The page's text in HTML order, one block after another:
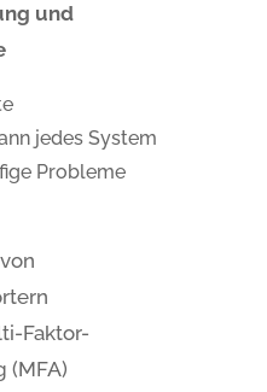
und
jedes System
Probleme
Faktor-
(MFA)